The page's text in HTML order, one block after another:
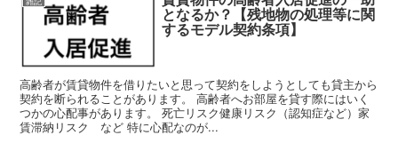
となるか？【残地物の処理等に関
するモデル契約条項】
高齢者が賃貸物件を借りたいと思って契約をしようとしても貸主から
契約を断られることがあります。 高齢者へお部屋を貸す際にはいく
つかの心配事があります。 死亡リスク健康リスク（認知症など）家
賃滞納リスク など 特に心配なのが...